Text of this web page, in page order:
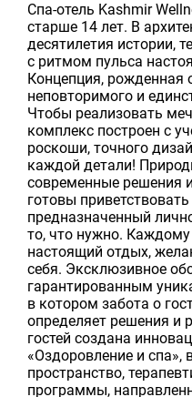
Спа-отель Kashmir
старше 14 лет. В
десятилетия истории,
с ритмом пульса
Концепция, рожденная
неповторимого и
Чтобы реализовать
комплекс построен с
роскоши, точного
каждой детали!
современные решения
готовы
предназначенный
то, что нужно.
настоящий отдых,
себя. Эксклюзивное
гарантированным
в котором забота о
определяет решения и
гостей создана
«Оздоровление и спа»,
пространство,
программы,